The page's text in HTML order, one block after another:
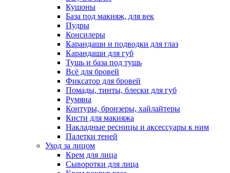
Кушоны
База под макияж, для век
Пудры
Консилеры
Карандаши и подводки для глаз
Карандаши для губ
Тушь и база под тушь
Всё для бровей
Фиксатор для бровей
Помады, тинты, блески для губ
Румяна
Контуры, бронзеры, хайлайтеры
Кисти для макияжа
Накладные ресницы и аксессуары к ним
Палетки теней
Уход за лицом
Крем для лица
Сыворотки для лица